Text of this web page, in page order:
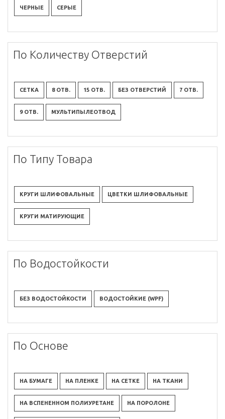
ЧЕРНЫЕ СЕРЫЕ
По Количеству Отверстий
СЕТКА 8 ОТВ. 15 ОТВ. БЕЗ ОТВЕРСТИЙ 7 ОТВ.
9 ОТВ. МУЛЬТИПЫЛЕОТВОД
По Типу Товара
КРУГИ ШЛИФОВАЛЬНЫЕ ЦВЕТКИ ШЛИФОВАЛЬНЫЕ
КРУГИ МАТИРУЮЩИЕ
По Водостойкости
БЕЗ ВОДОСТОЙКОСТИ ВОДОСТОЙКИЕ (WPF)
По Основе
НА БУМАГЕ НА ПЛЕНКЕ НА СЕТКЕ НА ТКАНИ
НА ВСПЕНЕННОМ ПОЛИУРЕТАНЕ НА ПОРОЛОНЕ